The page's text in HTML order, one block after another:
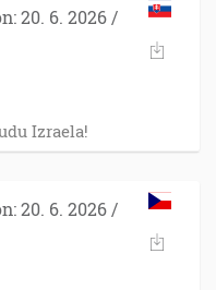
20. 6. 2026 /
Izraela!
20. 6. 2026 /